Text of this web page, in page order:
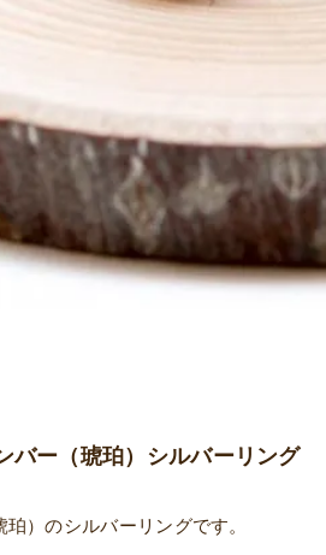
バー（琥珀）シルバーリング
）のシルバーリングです。